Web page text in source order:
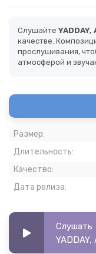
Слушайте
качестве.
прослушивания,
атмосферой и
Размер:
Длительность:
Качество:
Дата релиза:
Слушать